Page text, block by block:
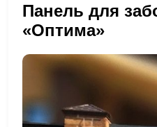
Панель для
«Оптима»